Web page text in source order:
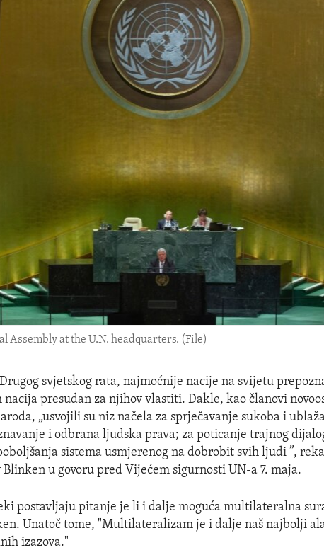
Assembly at the U.N. headquarters. (File)
svjetskog rata, najmoćnije nacije na svijetu
presudan za njihov vlastiti. Dakle, kao članovi
„usvojili su niz načela za sprječavanje sukoba i
i odbrana ljudska prava; za poticanje trajnog
sistema usmjerenog na dobrobit svih ljudi ”,
u govoru pred Vijećem sigurnosti UN-a 7. maja.
postavljaju pitanje je li i dalje moguća multilateralna
Unatoč tome, "Multilateralizam je i dalje naš najbolji
izazova."